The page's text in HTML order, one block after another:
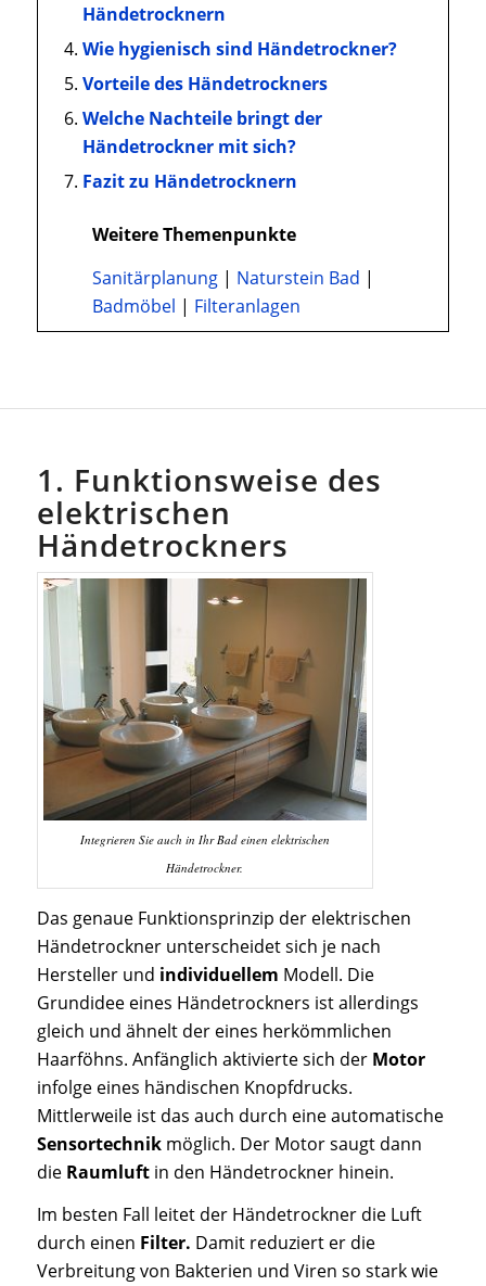
Händetrocknern
Wie hygienisch sind Händetrockner?
Vorteile des Händetrockners
Welche Nachteile bringt der
Händetrockner mit sich?
Fazit zu Händetrocknern
Weitere Themenpunkte
Sanitärplanung| Naturstein Bad |
Badmöbel | Filteranlagen
1. Funktionsweise des
elektrischen
Händetrockners
Integrieren Sie auch in Ihr Bad einen elektrischen
Händetrockner.
Das genaue Funktionsprinzip der elektrischen
Händetrockner unterscheidet sich je nach
Hersteller und individuellem Modell. Die
Grundidee eines Händetrockners ist allerdings
gleich und ähnelt der eines herkömmlichen
Haarföhns. Anfänglich aktivierte sich der Motor
infolge eines händischen Knopfdrucks.
Mittlerweile ist das auch durch eine automatische
Sensortechnikmöglich. Der Motor saugt dann
die Raumluftin den Händetrockner hinein.
Im besten Fall leitet der Händetrockner die Luft
durch einen Filter. Damit reduziert er die
Verbreitung von Bakterien und Viren so stark wie